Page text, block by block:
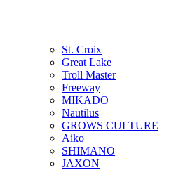
St. Croix
Great Lake
Troll Master
Freeway
MIKADO
Nautilus
GROWS CULTURE
Aiko
SHIMANO
JAXON